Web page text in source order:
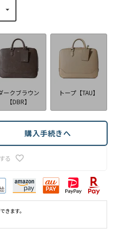
ークブラウン
【DBR】
トープ【TAU】
る
購入手続きへ
きます。